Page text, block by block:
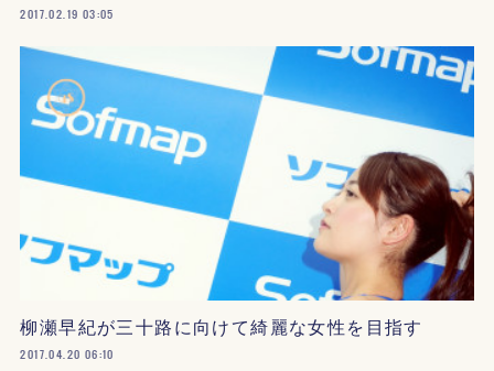
2017.02.19 03:05
柳瀬早紀が三十路に向けて綺麗な女性を目指す
2017.04.20 06:10